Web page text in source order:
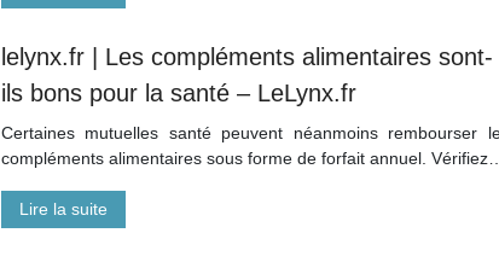
lelynx.fr | Les compléments alimentaires sont-
ils bons pour la santé – LeLynx.fr
Certaines mutuelles santé peuvent néanmoins rembourser
compléments alimentaires sous forme de forfait annuel. Vérifiez…
Lire la suite